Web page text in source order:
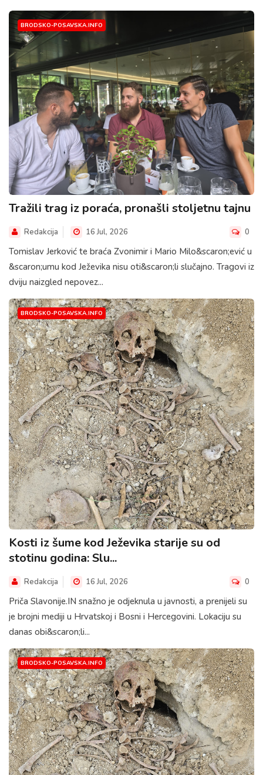
BRODSKO-POSAVSKA.INFO
Tražili trag iz poraća, pronašli stoljetnu tajnu
Redakcija 16 Jul, 2026 0
Tomislav Jerković te braća Zvonimir i Mario Milo&scaron;ević u
&scaron;umu kod Ježevika nisu oti&scaron;li slučajno. Tragovi iz
dviju naizgled nepovez...
BRODSKO-POSAVSKA.INFO
Kosti iz šume kod Ježevika starije su od
stotinu godina: Slu...
Redakcija 16 Jul, 2026 0
Priča Slavonije.IN snažno je odjeknula u javnosti, a prenijeli su
je brojni mediji u Hrvatskoj i Bosni i Hercegovini. Lokaciju su
danas obi&scaron;li...
BRODSKO-POSAVSKA.INFO